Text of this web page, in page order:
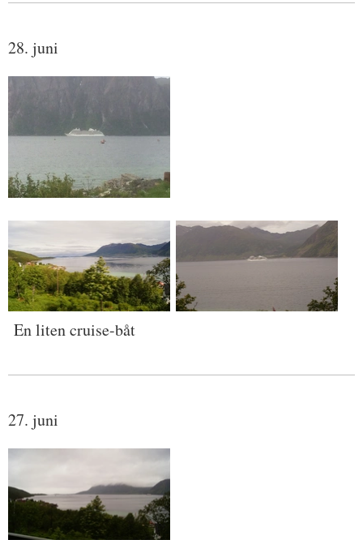
28. juni
En liten cruise-båt
27. juni